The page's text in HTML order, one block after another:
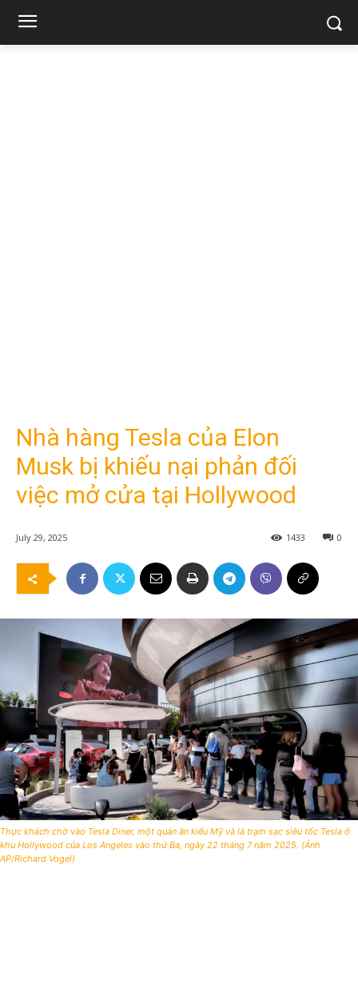
Nhà hàng Tesla của Elon
Musk bị khiếu nại phản đối
việc mở cửa tại Hollywood
July 29, 2025 0
1433
Thực khách chờ vào Tesla Diner, một quán ăn kiểu Mỹ và là trạm sạc siêu tốc Tesla ở
khu Hollywood của Los Angeles vào thứ Ba, ngày 22 tháng 7 năm 2025. (Ảnh
AP/Richard Vogel)